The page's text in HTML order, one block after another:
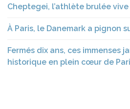
Cheptegei, l’athlète brulée
À Paris, le Danemark a pignon
Fermés dix ans, ces immenses
historique en plein cœur de